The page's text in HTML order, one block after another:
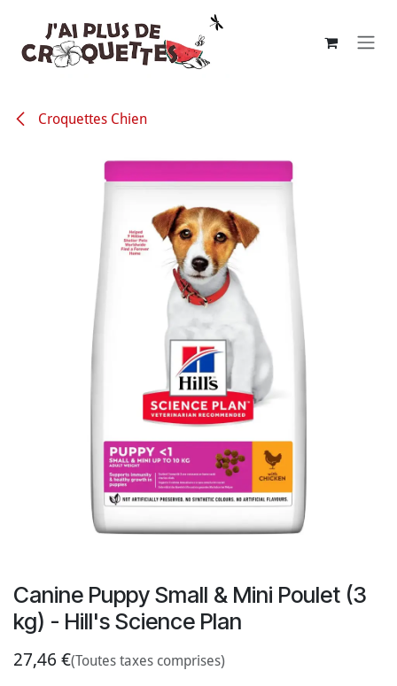
Croquettes Chien
Canine Puppy Small & Mini Poulet (3
kg) - Hill's Science Plan
27,46 €(Toutes taxes comprises)